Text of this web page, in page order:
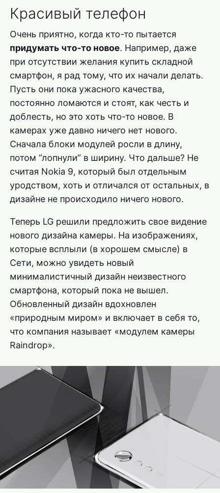
Красивый телефон
Очень приятно, когда кто-то пытается
придумать что-то новое. Например, даже
при отсутствии желания купить складной
смартфон, я рад тому, что их начали делать.
Пусть они пока ужасного качества,
постоянно ломаются и стоят, как честь и
доблесть, но это хоть что-то новое. В
камерах уже давно ничего нет нового.
Сначала блоки модулей росли в длину,
потом ”лопнули” в ширину. Что дальше? Не
считая Nokia 9, который был отдельным
уродством, хоть и отличался от остальных, в
дизайне не происходило ничего нового.
Теперь LG решили предложить свое видение
нового дизайна камеры. На изображениях,
которые всплыли (в хорошем смысле) в
Сети, можно увидеть новый
минималистичный дизайн неизвестного
смартфона, который пока не вышел.
Обновленный дизайн вдохновлен
«природным миром» и включает в себя то,
что компания называет «модулем камеры
Raindrop».